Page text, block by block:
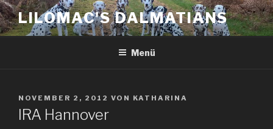
Zum
Inhalt
springen
LILOMAC'S DALMATIANS
Menü
VERÖFFENTLICHT
AM
NOVEMBER 2, 2012 VON KATHARINA
IRA Hannover